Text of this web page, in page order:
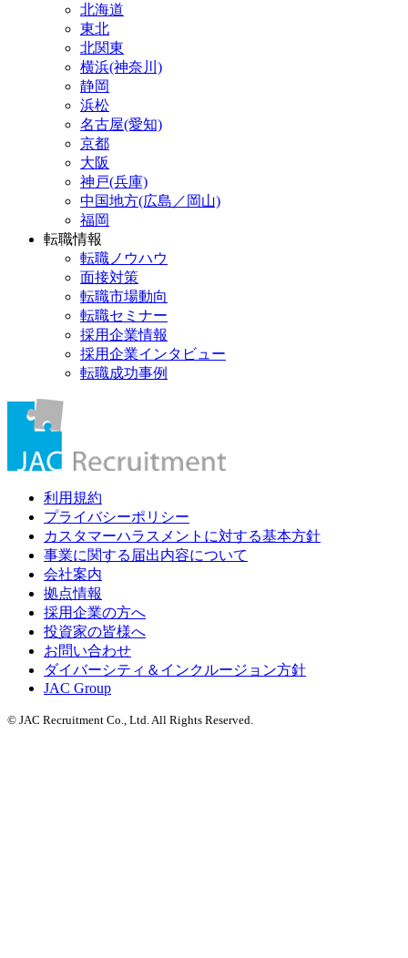
北海道
東北
北関東
横浜(神奈川)
静岡
浜松
名古屋(愛知)
京都
大阪
神戸(兵庫)
中国地方(広島／岡山)
福岡
転職情報
転職ノウハウ
面接対策
転職市場動向
転職セミナー
採用企業情報
採用企業インタビュー
転職成功事例
利用規約
プライバシーポリシー
カスタマーハラスメントに対する基本方針
事業に関する届出内容について
会社案内
拠点情報
採用企業の方へ
投資家の皆様へ
お問い合わせ
ダイバーシティ＆インクルージョン方針
JAC Group
© JAC Recruitment Co., Ltd. All Rights Reserved.